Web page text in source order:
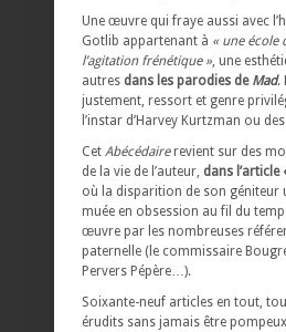
Une œuvre qui fraye aussi avec
Gotlib appartenant à « une école
l’agitation frénétique » , une
autres dans les parodies de Mad.
justement, ressort et genre
l’instar d’Harvey Kurtzman ou
Cet Abécédairerevient sur des
de la vie de l’auteur, dans l’article
où la disparition de son géniteur
muée en obsession au fil du
œuvre par les nombreuses
paternelle (le commissaire
Pervers Pépère…).
Soixante-neuf articles en tout,
érudits sans jamais être